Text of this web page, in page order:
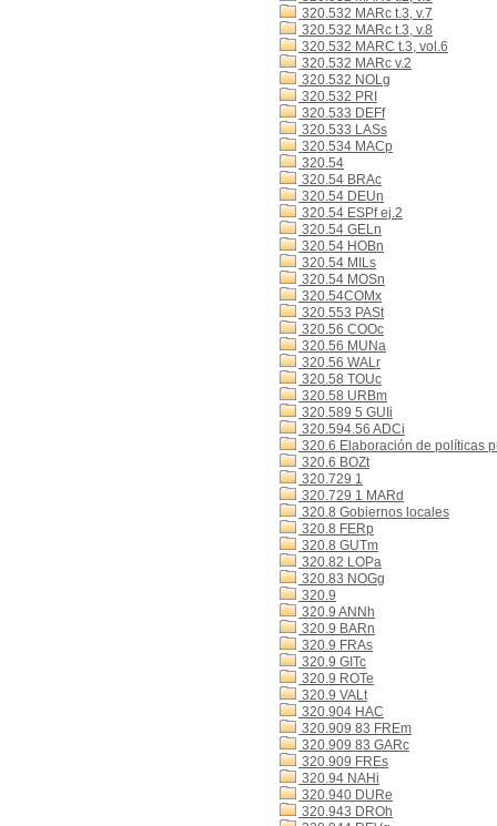
320.532 MARc t.3, v.7
320.532 MARc t.3, v.8
320.532 MARC t.3, vol.6
320.532 MARc v.2
320.532 NOLg
320.532 PRI
320.533 DEFf
320.533 LASs
320.534 MACp
320.54
320.54 BRAc
320.54 DEUn
320.54 ESPf ej.2
320.54 GELn
320.54 HOBn
320.54 MILs
320.54 MOSn
320.54COMx
320.553 PASt
320.56 COOc
320.56 MUNa
320.56 WALr
320.58 TOUc
320.58 URBm
320.589 5 GUIi
320.594.56 ADCi
320.6 Elaboración de políticas
320.6 BOZt
320.729 1
320.729 1 MARd
320.8 Gobiernos locales
320.8 FERp
320.8 GUTm
320.82 LOPa
320.83 NOGg
320.9
320.9 ANNh
320.9 BARn
320.9 FRAs
320.9 GITc
320.9 ROTe
320.9 VALt
320.904 HAC
320.909 83 FREm
320.909 83 GARc
320.909 FREs
320.94 NAHi
320.940 DURe
320.943 DROh